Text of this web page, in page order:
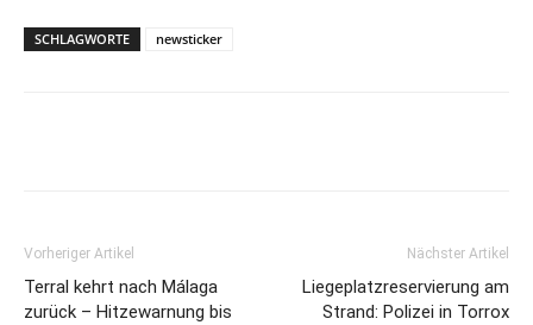
SCHLAGWORTE newsticker
Vorheriger Artikel
Terral kehrt nach Málaga
zurück – Hitzewarnung bis
Nächster Artikel
Liegeplatzreservierung am
Strand: Polizei in Torrox